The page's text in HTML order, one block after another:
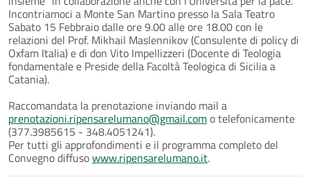
Incontriamoci a Monte San Martino presso la Sala Teatro
Sabato 15 Febbraio dalle ore 9.00 alle ore 18.00 con le
relazioni del Prof. Mikhail Maslennikov (Consulente di policy di
Oxfam Italia) e di don Vito Impellizzeri (Docente di Teologia
fondamentale e Preside della Facoltà Teologica di Sicilia a
Catania).
Raccomandata la prenotazione inviando mail a
prenotazioni.ripensarelumano@gmail.como telefonicamente
(377.3985615 - 348.4051241).
Per tutti gli approfondimenti e il programma completo del
Convegno diffusowww.ripensarelumano.it.